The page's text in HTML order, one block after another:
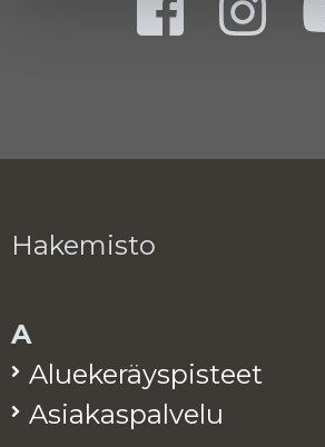
Hakemisto
A
Alue­ke­räys­pis­teet
Asia­kas­pal­ve­lu